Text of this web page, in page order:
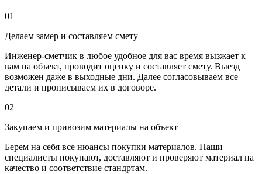
01
Делаем замер и составляем смету
Инженер-сметчик в любое удобное для вас время вызжает к
вам на объект, проводит оценку и составляет смету. Выезд
возможен даже в выходные дни. Далее согласовываем все
детали и прописываем их в договоре.
02
Закупаем и привозим материалы на объект
Берем на себя все нюансы покупки материалов. Наши
специалисты покупают, доставляют и проверяют материал на
качество и соответствие стандртам.